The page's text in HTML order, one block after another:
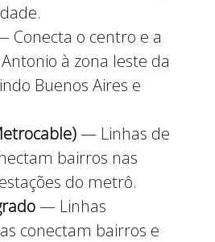
Conecta o centro e a
à zona leste da
Buenos Aires e
— Linhas de
bairros nas
do metrô.
— Linhas
conectam bairros e